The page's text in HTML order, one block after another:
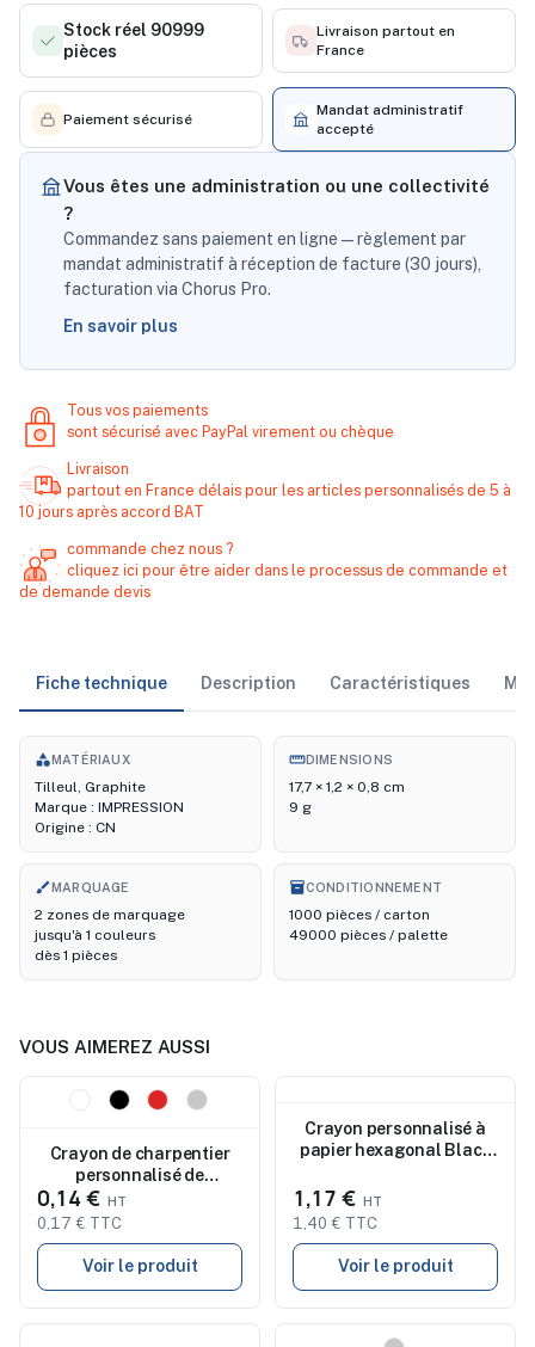
Stock réel 90999
pièces
Livraison partout en
France
Paiement sécurisé
Mandat administratif
accepté
Vous êtes une administration ou une collectivité
?
Commandez sans paiement en ligne — règlement par
mandat administratif à réception de facture (30 jours),
facturation via Chorus Pro.
En savoir plus
Tous vos paiements
sont sécurisé avec PayPal virement ou chèque
Livraison
partout en France délais pour les articles personnalisés de 5 à
10 jours après accord BAT
commande chez nous ?
cliquez ici pour être aider dans le processus de commande et
de demande devis
Fiche technique Description Caractéristiques
categoryMATÉRIAUX
Tilleul, Graphite
Marque : IMPRESSION
Origine : CN
straightenDIMENSIONS
17,7 × 1,2 × 0,8 cm
9 g
brushMARQUAGE
2 zones de marquage
jusqu'à 1 couleurs
dès 1 pièces
inventory_2
CONDITIONNEMENT
1000 pièces / carton
49000 pièces / palette
VOUS AIMEREZ AUSSI
Nouveau
Crayon de charpentier
personnalisé de
précision pas cher
MADEROS
0,14 €
0,17 € TTC
Voir le produit
Crayon personnalisé à
papier hexagonal Black
1,17 €
1,40 € TTC
Voir le produit